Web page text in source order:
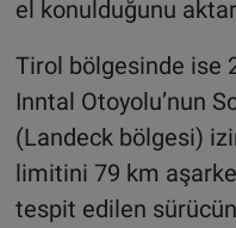
el konulduğunu
Tirol bölgesinde ise
Inntal Otoyolu’nun
(Landeck bölgesi)
limitini 79 km
tespit edilen